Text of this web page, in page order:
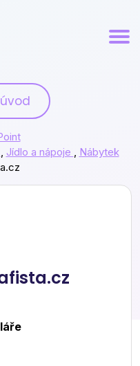
, Jídlo a nápoje , Nábytek